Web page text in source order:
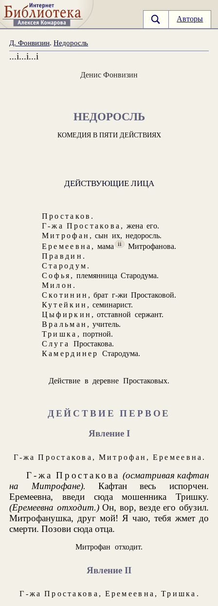
Авторы
Д. Фонвизин.Недоросль
...i...i...i
Денис Фонвизин
НЕДОРОСЛЬ
КОМЕДИЯ В ПЯТИ ДЕЙСТВИЯХ
ДЕЙСТВУЮЩИЕ ЛИЦА
Простаков .
Г-жа Простакова , жена его.
Митрофан , сын их, недоросль.
Еремеевна , мама ii Митрофанова.
Правдин .
Стародум .
Софья , племянница Стародума.
Милон .
Скотинин , брат г-жи Простаковой.
Кутейкин , семинарист.
Цыфиркин , отставной сержант.
Вральман , учитель.
Тришка , портной.
Слуга Простакова.
Камердинер Стародума.
Действие в деревне Простаковых.
ДЕЙСТВИЕ ПЕРВОЕ
Явление I
Г-жа Простакова , Митрофан , Еремеевна .
Г-жа Простакова (осматривая кафтан
на Митрофане). Кафтан весь испорчен.
Еремеевна, введи сюда мошенника Тришку.
(Еремеевна отходит.)Он, вор, везде его обузил.
Митрофанушка, друг мой! Я чаю, тебя жмет до
смерти. Позови сюда отца.
Митрофан отходит.
Явление II
Г-жа Простакова , Еремеевна , Тришка .